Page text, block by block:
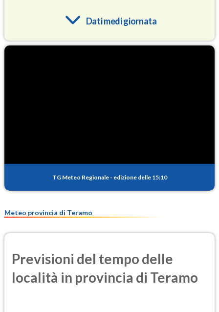
Dati medi giornata
PM25
TG Meteo Regionale - edizione delle 15:10
Meteo provincia di Teramo
Previsioni del tempo delle
località in provincia di Teramo